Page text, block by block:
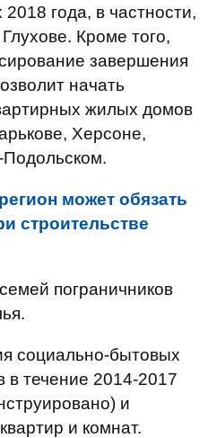
года, в частности,
Кроме того,
завершения
начать
жилых домов
Херсоне,
может обязать
строительстве
пограничников
социально-бытовых
в течение 2014-2017
и
и комнат.